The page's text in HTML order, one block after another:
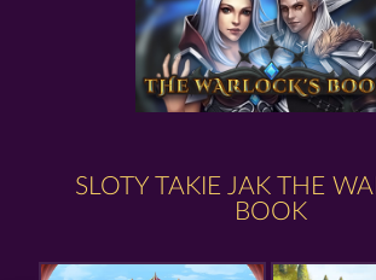
SLOTY TAKIE JAK THE
BOOK